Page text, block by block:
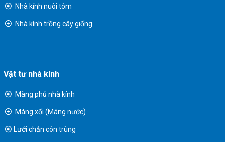
Nhà kính nuôi tôm
Nhà kính trồng cây giống
Vật tư nhà kính
Màng phủ nhà kính
Máng xối (Máng nước)
Lưới chắn côn trùng